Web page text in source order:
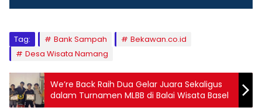
Tag: Bank Sampah
Bekawan.co.id
Desa Wisata Namang
We’re Back Raih Dua Gelar Juara Sekaligus
dalam Turnamen MLBB di Balai Wisata Basel